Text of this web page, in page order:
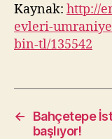
Kaynak: http://
evleri-
bin-tl/135542
←
Bahçetepe
başlıyor!